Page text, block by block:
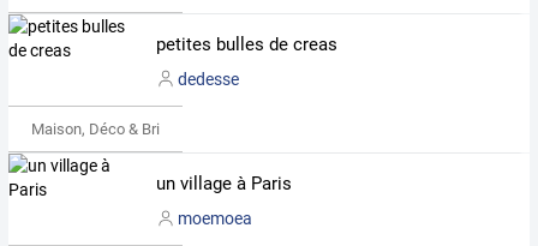
petites bulles de creas
dedesse
Maison, Déco & Bricolage
un village à Paris
moemoea